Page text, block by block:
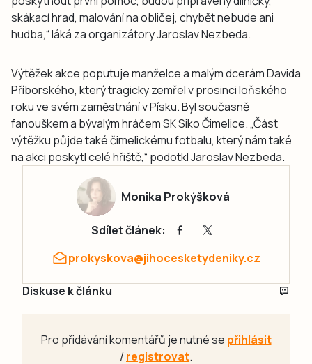
skákací hrad, malování na obličej, chybět nebude ani
hudba,“ láká za organizátory Jaroslav Nezbeda.
Výtěžek akce poputuje manželce a malým dcerám Davida
Příborského, který tragicky zemřel v prosinci loňského
roku ve svém zaměstnání v Písku. Byl současně
fanouškem a bývalým hráčem SK Siko Čimelice. „Část
výtěžku půjde také čimelickému fotbalu, který nám také
na akci poskytl celé hřiště,“ podotkl Jaroslav Nezbeda.
Monika Prokýšková
Sdílet článek:
prokyskova@jihocesketydeniky.cz
Diskuse k článku
Pro přidávání komentářů je nutné se přihlásit
/registrovat.